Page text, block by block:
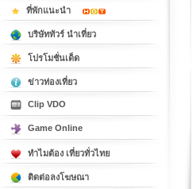
ที่พักแนะนำ
บริษัททัวร์ นำเที่ยว
โปรโมชั่นเด็ด
ข่าวท่องเที่ยว
Clip VDO
Game Online
ทำไมต้อง เที่ยวทั่วไทย
ติดต่อลงโฆษณา